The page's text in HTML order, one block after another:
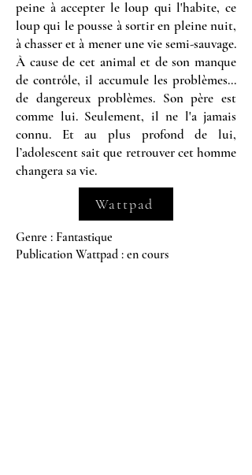
peine à accepter le loup qui l'habite, ce
loup qui le pousse à sortir en pleine nuit,
à chasser et à mener une vie semi-sauvage.
À cause de cet animal et de son manque
de contrôle, il accumule les problèmes…
de dangereux problèmes. Son père est
comme lui. Seulement, il ne l'a jamais
connu. Et au plus profond de lui,
l’adolescent sait que retrouver cet homme
changera sa vie.
Wattpad
Genre : Fantastique
Publication Wattpad : en cours